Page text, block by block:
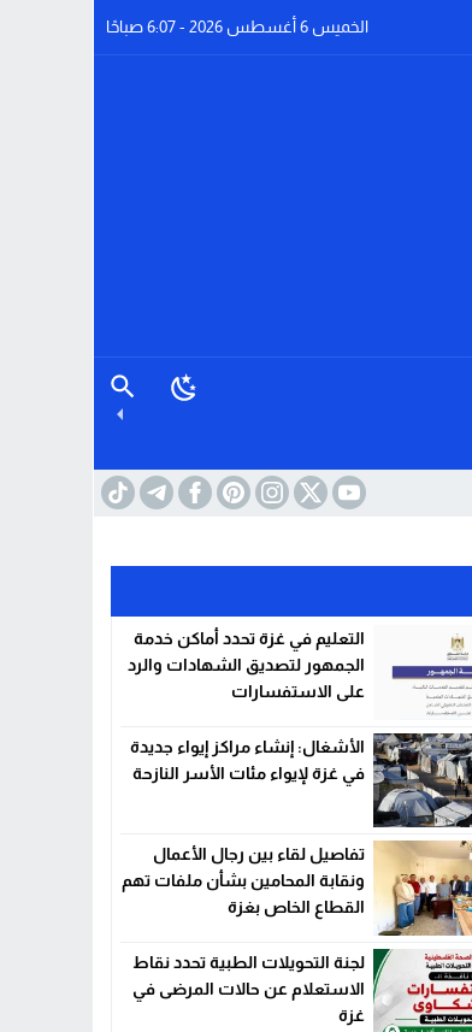
الخميس 6 أغسطس 2026 - 6:07 صباحًا
التعليم في غزة تحدد أماكن خدمة
الجمهور لتصديق الشهادات والرد
على الاستفسارات
الأشغال: إنشاء مراكز إيواء جديدة
في غزة لإيواء مئات الأسر النازحة
تفاصيل لقاء بين رجال الأعمال
ونقابة المحامين بشأن ملفات تهم
القطاع الخاص بغزة
لجنة التحويلات الطبية تحدد نقاط
الاستعلام عن حالات المرضى في
غزة